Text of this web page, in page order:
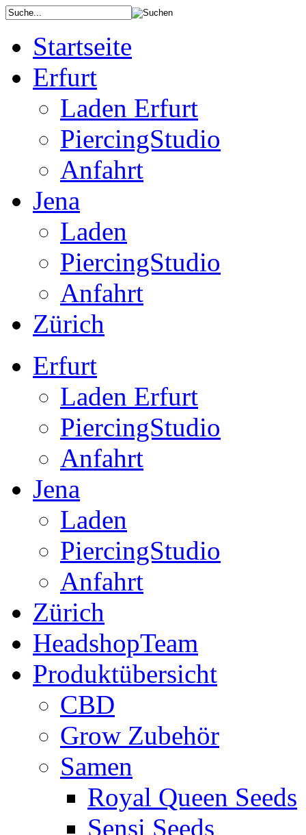
Startseite
Erfurt
Laden Erfurt
PiercingStudio
Anfahrt
Jena
Laden
PiercingStudio
Anfahrt
Zürich
Erfurt
Laden Erfurt
PiercingStudio
Anfahrt
Jena
Laden
PiercingStudio
Anfahrt
Zürich
HeadshopTeam
Produktübersicht
CBD
Grow Zubehör
Samen
Royal Queen Seeds
Sensi Seeds